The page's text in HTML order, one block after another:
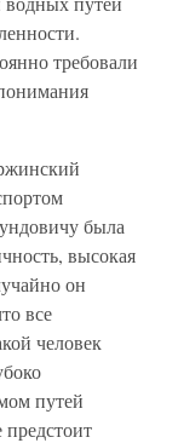
требовали
была
высокая
он
все
человек
путей